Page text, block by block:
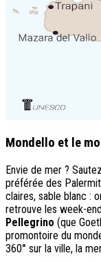
Mondello et le
Envie de mer ?
préférée des
claires, sable blanc :
retrouve les week-
Pellegrino (que
promontoire du
360° sur la ville, la